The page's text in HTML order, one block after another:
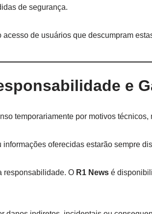
de segurança.
de usuários que descumpram
e
temporariamente por motivos
oferecidas estarão sempre
responsabilidade. O R1 News é